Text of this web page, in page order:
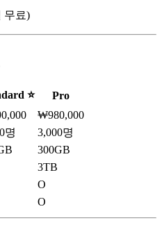
무료)
⭐
Pro
₩980,000
명
3,000명
300GB
3TB
O
O